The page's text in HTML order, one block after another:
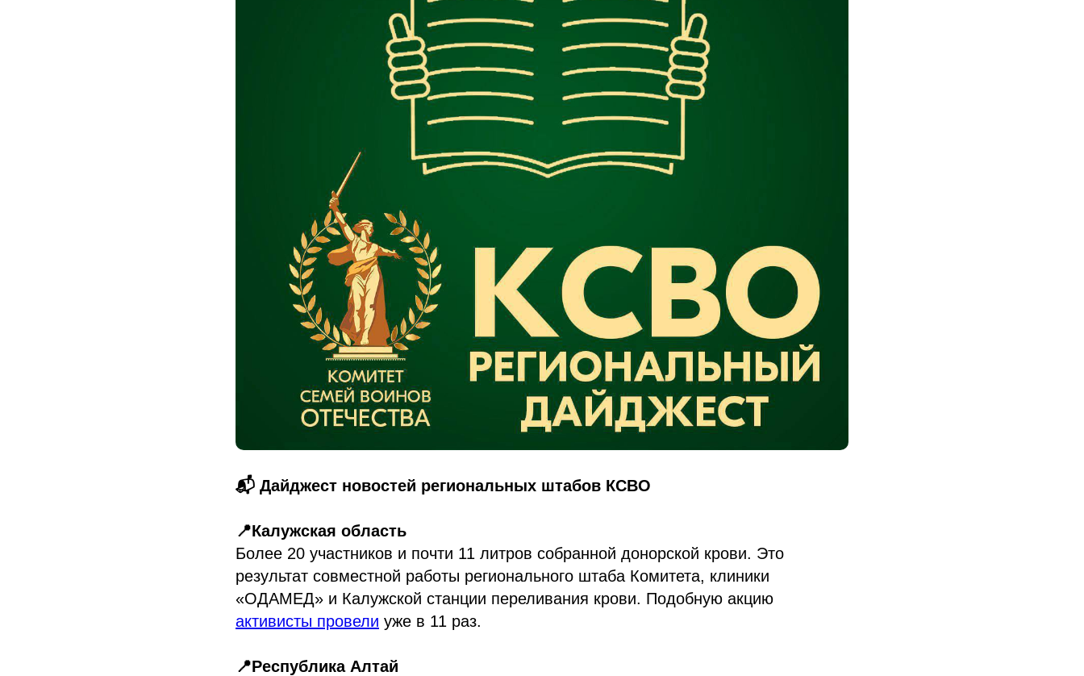
📬 Дайджест новостей региональных штабов КСВО
📍Калужская область
Более 20 участников и почти 11 литров собранной донорской крови. Это
результат совместной работы регионального штаба Комитета, клиники
«ОДАМЕД» и Калужской станции переливания крови. Подобную акцию
активисты провели уже в 11 раз.
📍Республика Алтай